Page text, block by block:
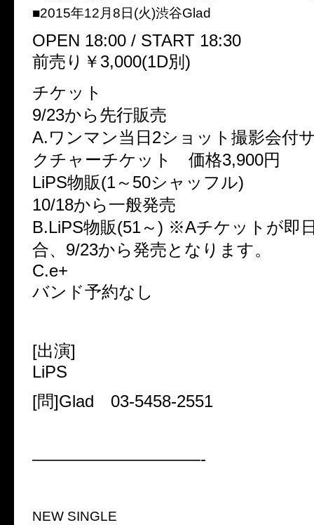
■2015年12月8日(火)渋谷Glad
OPEN 18:00 / START 18:30
前売り￥3,000(1D別)
チケット
9/23から先行販売
A.ワンマン当日2ショット撮影会付
クチャーチケット 価格3,900円
LiPS物販(1～50シャッフル)
10/18から一般発売
B.LiPS物販(51～) ※Aチケットが即
合、9/23から発売となります。
C.e+
バンド予約なし
[出演]
LiPS
[問]Glad 03-5458-2551
——————————-
NEW SINGLE